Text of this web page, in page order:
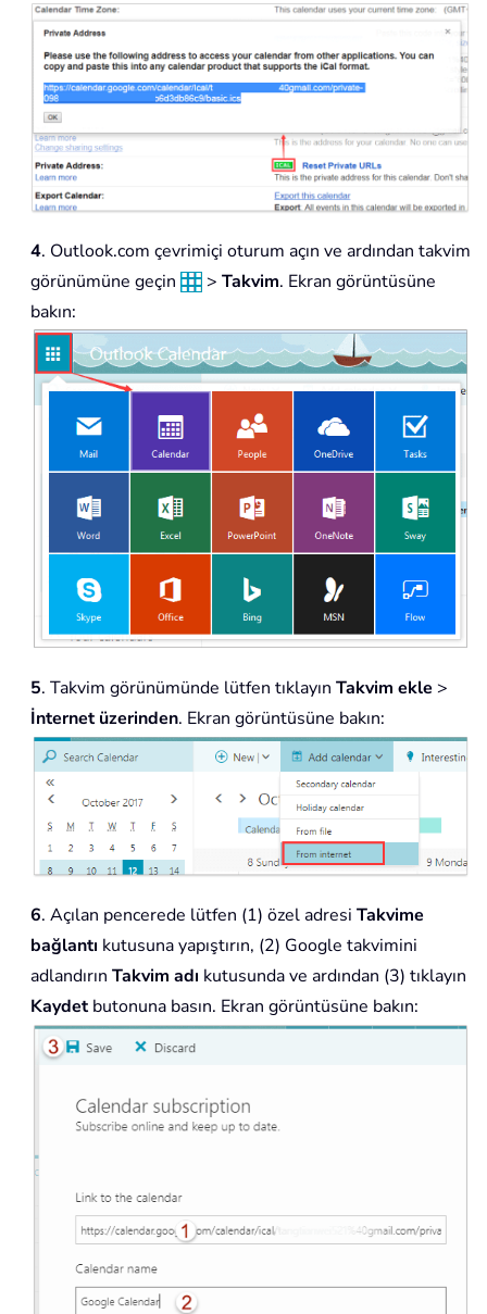
4. Outlook.com çevrimiçi oturum açın ve ardından takvim
görünümüne geçin
> Takvim. Ekran görüntüsüne
bakın:
5. Takvim görünümünde lütfen tıklayın Takvim ekle >
İnternet üzerinden. Ekran görüntüsüne bakın:
6. Açılan pencerede lütfen (1) özel adresi Takvime
bağlantı kutusuna yapıştırın, (2) Google takvimini
adlandırın Takvim adı kutusunda ve ardından (3) tıklayın
Kaydetbutonuna basın. Ekran görüntüsüne bakın: